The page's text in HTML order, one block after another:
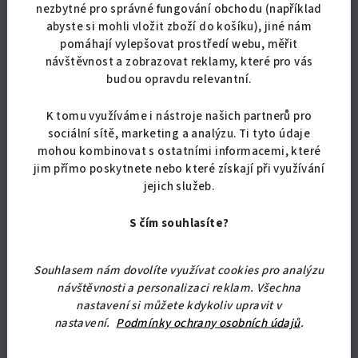
nezbytné pro správné fungování obchodu (například
abyste si mohli vložit zboží do košíku), jiné nám
pomáhají vylepšovat prostředí webu, měřit
návštěvnost a zobrazovat reklamy, které pro vás
budou opravdu relevantní.
K tomu využíváme i nástroje našich partnerů pro
sociální sítě, marketing a analýzu. Ti tyto údaje
mohou kombinovat s ostatními informacemi, které
jim přímo poskytnete nebo které získají při využívání
jejich služeb.
S čím souhlasíte?
Souhlasem nám dovolíte využívat cookies pro analýzu
návštěvnosti a personalizaci reklam. Všechna
nastavení si můžete kdykoliv upravit v
nastavení. Podmínky ochrany osobních údajů.
Akce
Doprava zdarma
Kuchyňská linka BOSTON
31 859,50 Kč bez DPH
KÓD:4817/BUK